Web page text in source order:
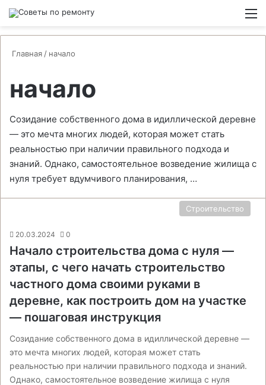
Главная / начало
начало
Созидание собственного дома в идиллической деревне
— это мечта многих людей, которая может стать
реальностью при наличии правильного подхода и
знаний. Однако, самостоятельное возведение жилища с
нуля требует вдумчивого планирования, …
Строительство
20.03.2024 0
Начало строительства дома с нуля —
этапы, с чего начать строительство
частного дома своими руками в
деревне, как построить дом на участке
— пошаговая инструкция
Созидание собственного дома в идиллической деревне —
это мечта многих людей, которая может стать
реальностью при наличии правильного подхода и знаний.
Однако, самостоятельное возведение жилища с нуля